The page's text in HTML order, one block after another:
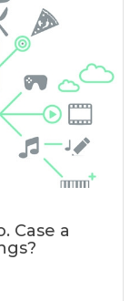
Case a